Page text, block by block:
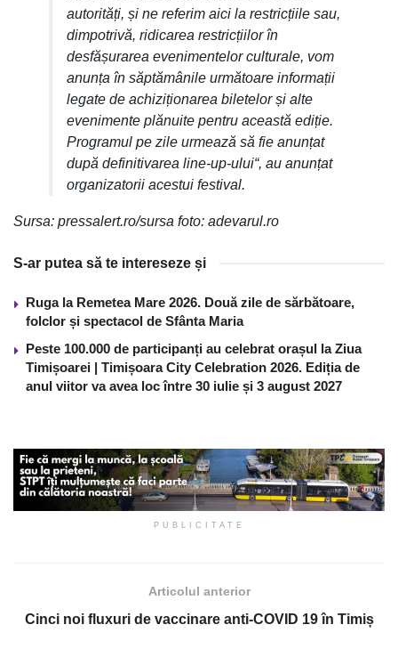
autorități, și ne referim aici la restricțiile sau,
dimpotrivă, ridicarea restricțiilor în
desfășurarea evenimentelor culturale, vom
anunța în săptămânile următoare informații
legate de achiziționarea biletelor și alte
evenimente plănuite pentru această ediție.
Programul pe zile urmează să fie anunțat
după definitivarea line-up-ului“, au anunțat
organizatorii acestui festival.
Sursa: pressalert.ro/sursa foto: adevarul.ro
S-ar putea să te intereseze și
Ruga la Remetea Mare 2026. Două zile de sărbătoare,
folclor și spectacol de Sfânta Maria
Peste 100.000 de participanți au celebrat orașul la Ziua
Timișoarei | Timișoara City Celebration 2026. Ediția de
anul viitor va avea loc între 30 iulie și 3 august 2027
PUBLICITATE
Articolul anterior
Cinci noi fluxuri de vaccinare anti-COVID 19 în Timiș